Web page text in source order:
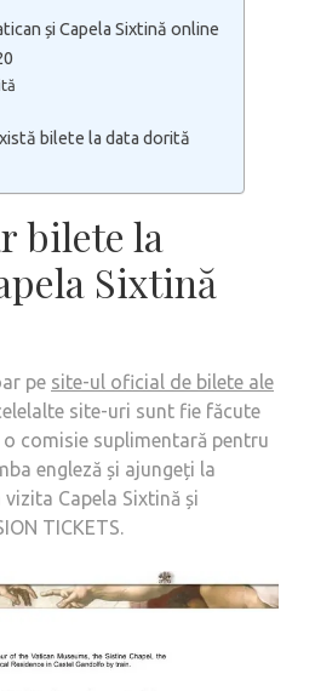
și Capela Sixtină online
bilete la data dorită
bilete la
Sixtină
pe site-ul oficial de bilete ale
site-uri sunt fie făcute
comisie suplimentară pentru
engleză și ajungeți la
vizita Capela Sixtină și
TICKETS.